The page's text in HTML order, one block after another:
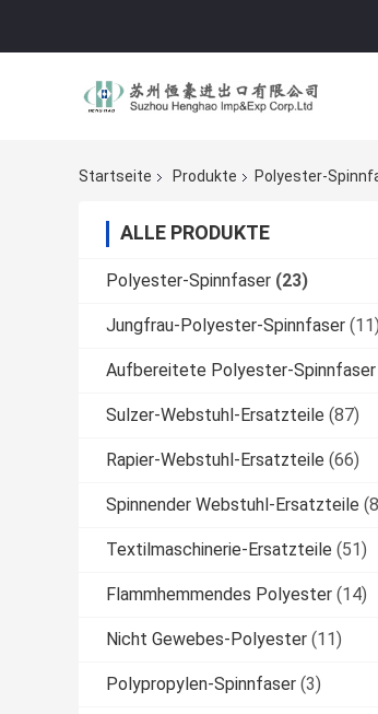
Startseite
Produkte Polyester-
ALLE PRODUKTE
Polyester-Spinnfaser (23)
Jungfrau-Polyester-Spinnfaser (11)
Aufbereitete Polyester-Spinnfaser
Sulzer-Webstuhl-Ersatzteile (87)
Rapier-Webstuhl-Ersatzteile (66)
Spinnender Webstuhl-Ersatzteile
Textilmaschinerie-Ersatzteile (51)
Flammhemmendes Polyester (14)
Nicht Gewebes-Polyester (11)
Polypropylen-Spinnfaser (3)